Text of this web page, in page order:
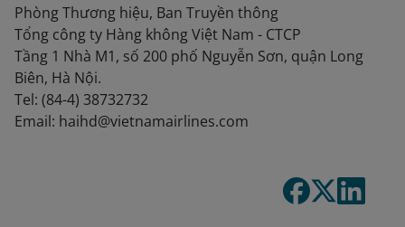
Phòng Thương hiệu, Ban Truyền thông
Tổng công ty Hàng không Việt Nam - CTCP
Tầng 1 Nhà M1, số 200 phố Nguyễn Sơn, quận Long
Biên, Hà Nội.
Tel: (84-4) 38732732
Email: haihd@vietnamairlines.com